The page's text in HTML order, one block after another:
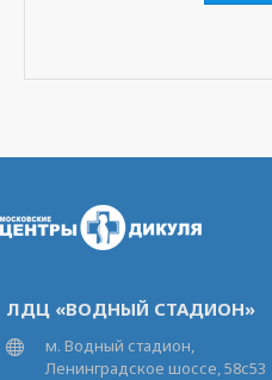
ЛДЦ «ВОДНЫЙ СТАДИОН»
м. Водный стадион,
Ленинградское шоссе, 58с53